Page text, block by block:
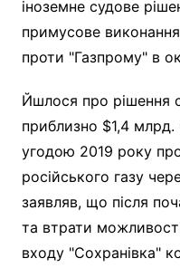
іноземне судове
примусове
проти "Газпрому" в
Йшлося про рішення
приблизно $1,4
угодою 2019 року
російського газу
заявляв, що після
та втрати
входу "Сохранівка"